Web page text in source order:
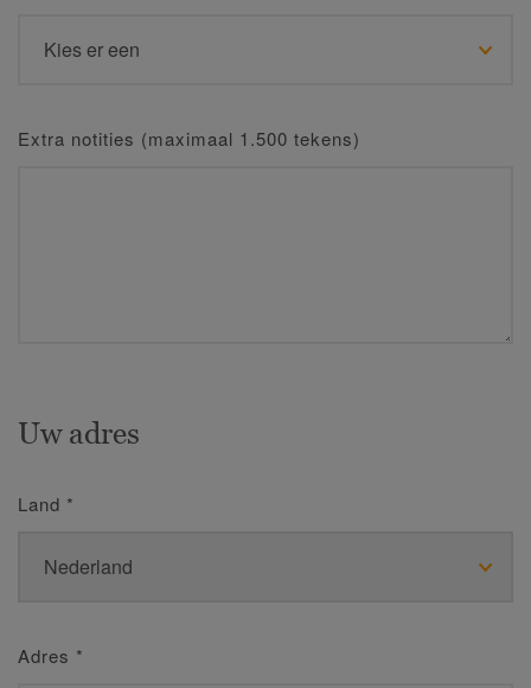
Extra notities (maximaal 1.500 tekens)
Uw adres
Land *
Adres *